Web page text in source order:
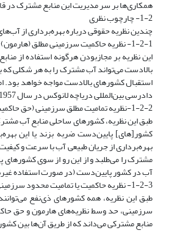
همکاری‌ها بر سر مدیریت این منابع مشترک در
1-2- چارچوب نظری
چندین نظریه حقوقی درباره بهره‌برداری از
1-2-1- نظریه حاکمیت سرزمینی مطلق (هارمون)
این نظریه بر مجازبودن هرگونه استفاده از
بالادست می‌تواند آب مشترک را به هر شکلی که
استقبال کشورهای بالادست مواجه خواهد بود.
دادرسی بین‌المللی دریاچه لانوکس در سال 1957 به طور کلی رد شد (پیلتن و صدیق بطحایی اصل، 2016).
1-2-2-نظریه تمامیت مطلق سرزمینی (حق حاکمیت مطلق قلمرو)
طبق این نظریه، کشورهای ساحلی منابع آب
کشور[های] پایین‌دست ضربه بزند یا این
بهره‌برداری از جریان طبیعی آب با سرعت و
مشترک را می‌طلبد و از این رو از سوی
آب در کشور پایین‌دست (در صورت استفاده
1-2-3- نظریه حاکمیت یا تمامیت محدود سرزمینی (بهره‌برداری همسان و منطقی)
طبق این نظریه، همه کشورهای ذی‌نفع
سرزمینی، حد وسط نظریه‌های هارمون و حق
منابع مشترکی می‌داند که از طریق آن‌ها بین